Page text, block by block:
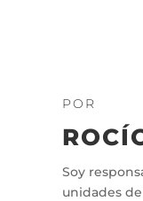
POR
Soy
unidades